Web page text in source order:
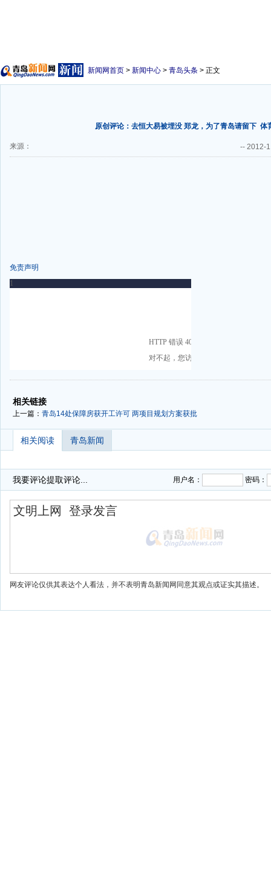
新闻网首页 > 新闻中心 > 青岛头条 > 正文
原创评论：去恒大易被埋没 郑龙，为了青岛请留下 体
来源： -- 2012-
免责声明
-
相关链接
上一篇： 青岛14处保障房获开工许可 两项目规划方案获批
相关阅读 青岛新闻
我要评论提取评论... 用户名： 密码：
网友评论仅供其表达个人看法，并不表明青岛新闻网同意其观点或证实其描述。